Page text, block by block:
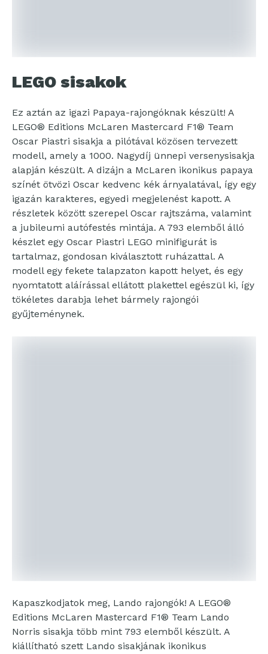
LEGO sisakok
Ez aztán az igazi Papaya-rajongóknak készült! A
LEGO® Editions McLaren Mastercard F1® Team
Oscar Piastri sisakja a pilótával közösen tervezett
modell, amely a 1000. Nagydíj ünnepi versenysisakja
alapján készült. A dizájn a McLaren ikonikus papaya
színét ötvözi Oscar kedvenc kék árnyalatával, így egy
igazán karakteres, egyedi megjelenést kapott. A
részletek között szerepel Oscar rajtszáma, valamint
a jubileumi autófestés mintája. A 793 elemből álló
készlet egy Oscar Piastri LEGO minifigurát is
tartalmaz, gondosan kiválasztott ruházattal. A
modell egy fekete talapzaton kapott helyet, és egy
nyomtatott aláírással ellátott plakettel egészül ki, így
tökéletes darabja lehet bármely rajongói
gyűjteménynek.
Kapaszkodjatok meg, Lando rajongók! A LEGO®
Editions McLaren Mastercard F1® Team Lando
Norris sisakja több mint 793 elemből készült. A
kiállítható szett Lando sisakjának ikonikus